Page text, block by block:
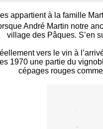
appartient à la famille
André Martin notre
village des Pâques. S’en
vers le vin à
1970 une partie du
cépages rouges